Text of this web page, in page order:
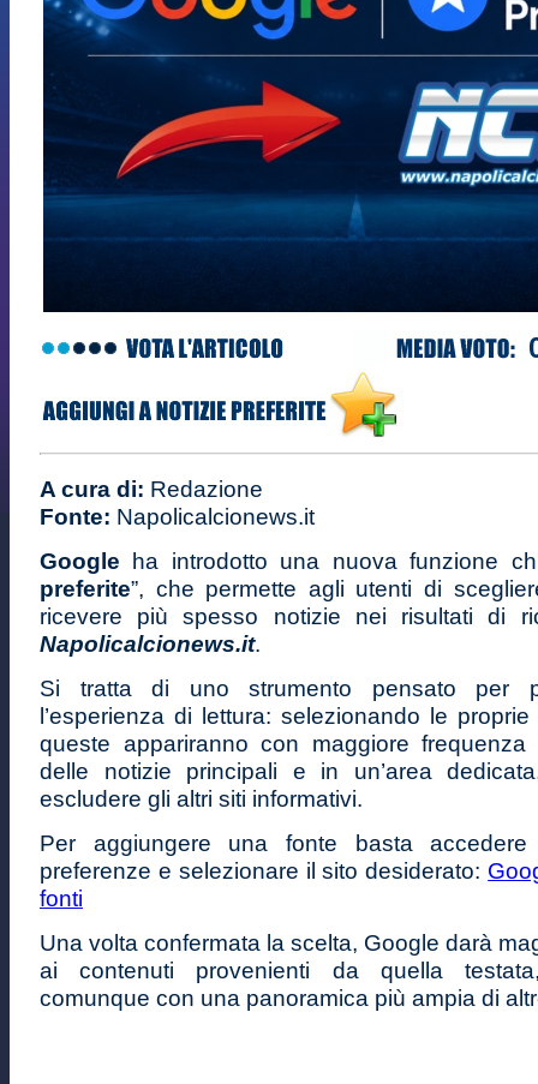
A cura di: Redazione
Fonte: Napolicalcionews.it
Google
ha introdotto una nuova funzione
preferite”, che permette agli utenti di
ricevere più spesso notizie nei risultati di
Napolicalcionews.it.
Si tratta di uno strumento pensato per
l’esperienza di lettura: selezionando le
queste appariranno con maggiore frequenza
delle notizie principali e in un’area
escludere gli altri siti informativi.
Per aggiungere una fonte basta
preferenze e selezionare il sito desiderato:
fonti
Una volta confermata la scelta, Google darà
ai contenuti provenienti da quella
comunque con una panoramica più ampia di